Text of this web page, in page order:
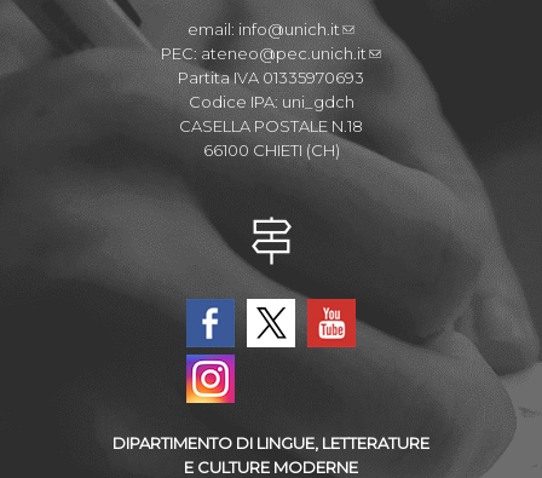
email: info@unich.it
PEC: ateneo@pec.unich.it
Partita IVA 01335970693
Codice IPA: uni_gdch
CASELLA POSTALE N.18
66100 CHIETI (CH)
DIPARTIMENTO DI LINGUE, LETTERATURE
E CULTURE MODERNE